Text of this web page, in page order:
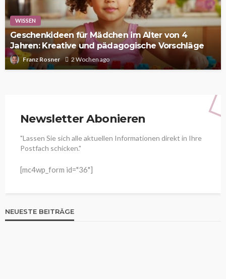
WISSEN
Geschenkideen für Mädchen im Alter von 4
Jahren: Kreative und pädagogische Vorschläge
Franz Rosner 2 Wochen ago
Newsletter Abonieren
"Lassen Sie sich alle aktuellen Informationen direkt in Ihre
Postfach schicken."
[mc4wp_form id="36"]
NEUESTE BEITRÄGE